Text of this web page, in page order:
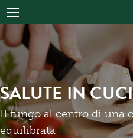
SALUTE IN
Il fungo al centro di una
equilibrata